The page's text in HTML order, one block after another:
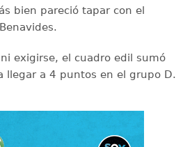
bien pareció tapar con el
exigirse, el cuadro edil sumó
llegar a 4 puntos en el grupo D.